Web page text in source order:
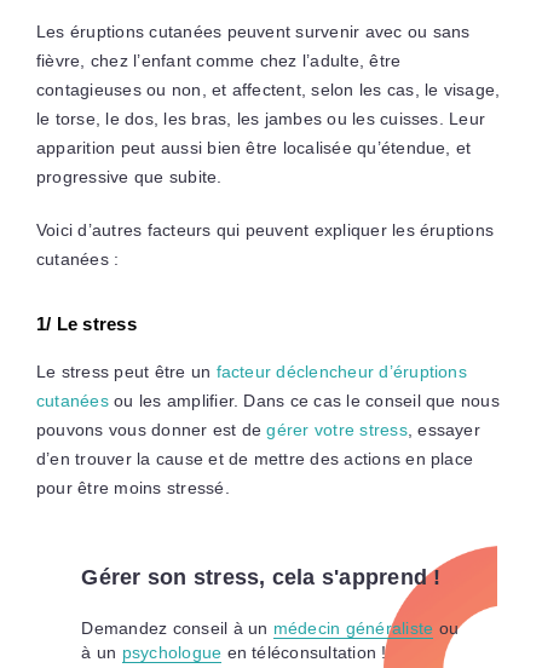
Les éruptions cutanées peuvent survenir avec ou sans
fièvre, chez l’enfant comme chez l’adulte, être
contagieuses ou non, et affectent, selon les cas, le visage,
le torse, le dos, les bras, les jambes ou les cuisses. Leur
apparition peut aussi bien être localisée qu’étendue, et
progressive que subite.
Voici d’autres facteurs qui peuvent expliquer les éruptions
cutanées :
1/ Le stress
Le stress peut être un facteur déclencheur d’éruptions
cutanéesou les amplifier. Dans ce cas le conseil que nous
pouvons vous donner est degérer votre stress, essayer
d’en trouver la cause et de mettre des actions en place
pour être moins stressé.
Gérer son stress, cela s'apprend !
Demandez conseil à un médecin généraliste ou
à un psychologue en téléconsultation !